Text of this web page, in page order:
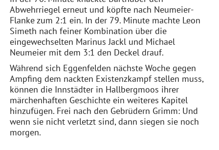
Abwehrriegel erneut und köpfte nach Neumeier-
Flanke zum 2:1 ein. In der 79. Minute machte Leon
Simeth nach feiner Kombination über die
eingewechselten MarinusJackl und Michael
Neumeier mit dem 3:1 den Deckel drauf.
Während sich Eggenfelden nächste Woche gegen
Ampfing dem nackten Existenzkampf stellen muss,
können die Innstädter in Hallbergmoos ihrer
märchenhaften Geschichte ein weiteres Kapitel
hinzufügen. Frei nach den Gebrüdern Grimm: Und
wenn sie nicht verletzt sind, dann siegen sie noch
morgen.